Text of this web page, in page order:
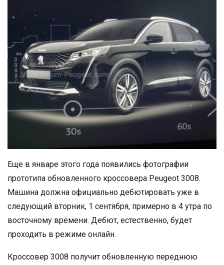
Еще в январе этого года появились фотографии
прототипа обновленного кроссовера Peugeot 3008.
Машина должна официально дебютировать уже в
следующий вторник, 1 сентября, примерно в 4 утра по
восточному времени. Дебют, естественно, будет
проходить в режиме онлайн.
Кроссовер 3008 получит обновленную переднюю